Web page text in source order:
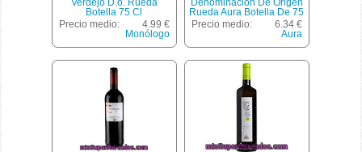
Verdejo D.o. Rueda
Botella 75 Cl
Precio medio:
4.99 €
Monólogo
Denominación De Origen
Rueda Aura Botella De 75
Centilitros
Precio medio:
6.34 €
Aura